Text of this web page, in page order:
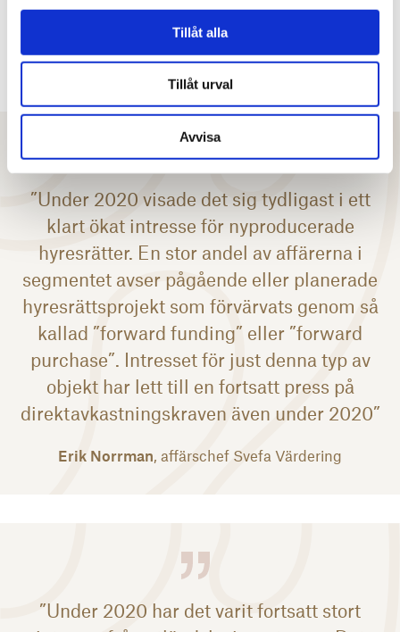
Tillåt alla
Tillåt urval
Avvisa
”Under 2020 visade det sig tydligast i ett
klart ökat intresse för nyproducerade
hyresrätter. En stor andel av affärerna i
segmentet avser pågående eller planerade
hyresrättsprojekt som förvärvats genom så
kallad ”forward funding” eller ”forward
purchase”. Intresset för just denna typ av
objekt har lett till en fortsatt press på
direktavkastningskraven även under 2020”
Erik Norrman, affärschef Svefa Värdering
”Under 2020 har det varit fortsatt stort